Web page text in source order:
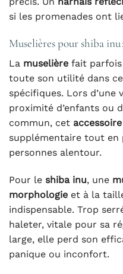
si les promenades ont
Muselières pour shiba
La muselière fait
toute son utilité dans
spécifiques. Lors d’une
proximité d’enfants ou
commun, cet accessoire
supplémentaire tout en
personnes alentour.
Pour le shiba inu, une
morphologie et à la
indispensable. Trop
haleter, vitale pour sa
large, elle perd son
panique ou inconfort.